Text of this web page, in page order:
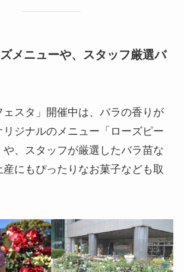
メニューや、スタッフ厳選バ
ェスタ」開催中は、バラの香りが
リジナルのメニュー「ローズピー
や、スタッフが厳選したバラ苗な
産にもぴったりなお菓子なども取